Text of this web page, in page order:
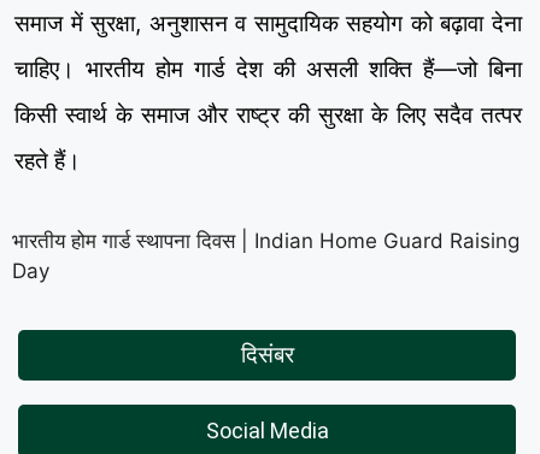
समाज में सुरक्षा, अनुशासन व सामुदायिक सहयोग को बढ़ावा देना
चाहिए। भारतीय होम गार्ड देश की असली शक्ति हैं—जो बिना
किसी स्वार्थ के समाज और राष्ट्र की सुरक्षा के लिए सदैव तत्पर
रहते हैं।
भारतीय होम गार्ड स्थापना दिवस | Indian Home Guard Raising
Day
दिसंबर
Social Media